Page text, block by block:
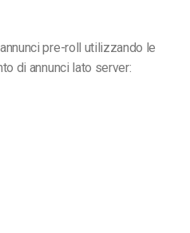
pre-roll utilizzando le
di annunci lato server: